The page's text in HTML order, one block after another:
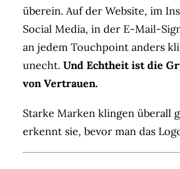
überein. Auf der Website, im
Social Media, in der E-Mail-
an jedem Touchpoint anders
unecht. Und Echtheit ist die
von Vertrauen.
Starke Marken klingen überall
erkennt sie, bevor man das